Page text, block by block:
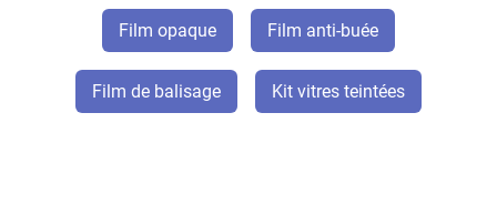
Film opaque Film anti-buée
Film de balisage Kit vitres teintées